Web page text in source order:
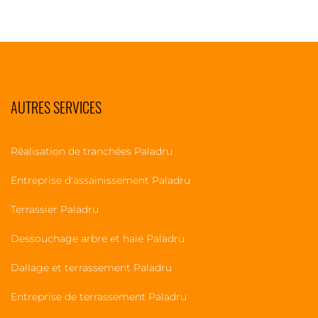
AUTRES SERVICES
Réalisation de tranchées Paladru
Entreprise d'assainissement Paladru
Terrassier Paladru
Dessouchage arbre et haie Paladru
Dallage et terrassement Paladru
Entreprise de terrassement Paladru